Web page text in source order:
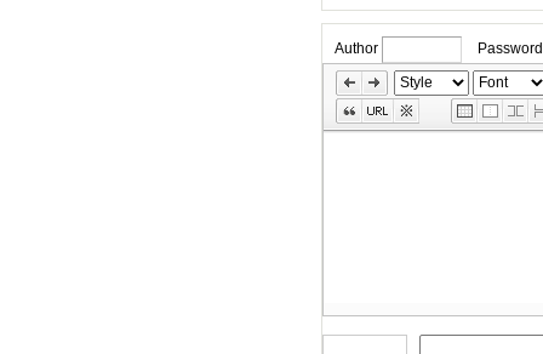
Author
Password
Skip
Edit
Toolbox